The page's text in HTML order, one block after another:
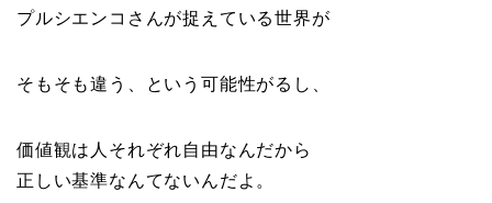
プルシエンコさんが捉えている世界が
そもそも違う、という可能性がるし、
価値観は人それぞれ自由なんだから
正しい基準なんてないんだよ。